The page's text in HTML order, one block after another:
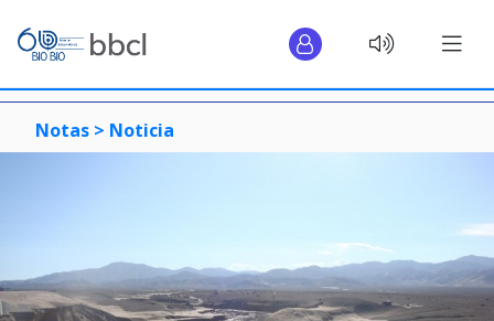
Notas > Noticia